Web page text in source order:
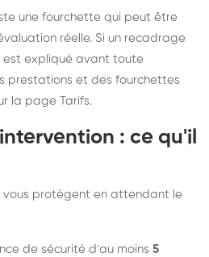
une fourchette qui peut être
réelle. Si un recadrage
est expliqué avant toute
prestations et des fourchettes
la page Tarifs.
: ce qu'il
vous protègent en attendant le
de sécurité d'au moins 5